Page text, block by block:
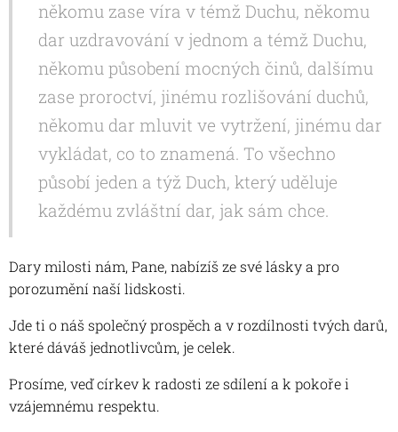
někomu zase víra v témž Duchu, někomu
dar uzdravování v jednom a témž Duchu,
někomu působení mocných činů, dalšímu
zase proroctví, jinému rozlišování duchů,
někomu dar mluvit ve vytržení, jinému dar
vykládat, co to znamená. To všechno
působí jeden a týž Duch, který uděluje
každému zvláštní dar, jak sám chce.
Dary milosti nám, Pane, nabízíš ze své lásky a pro
porozumění naší lidskosti.
Jde ti o náš společný prospěch a v rozdílnosti tvých darů,
které dáváš jednotlivcům, je celek.
Prosíme, veď církev k radosti ze sdílení a k pokoře i
vzájemnému respektu.